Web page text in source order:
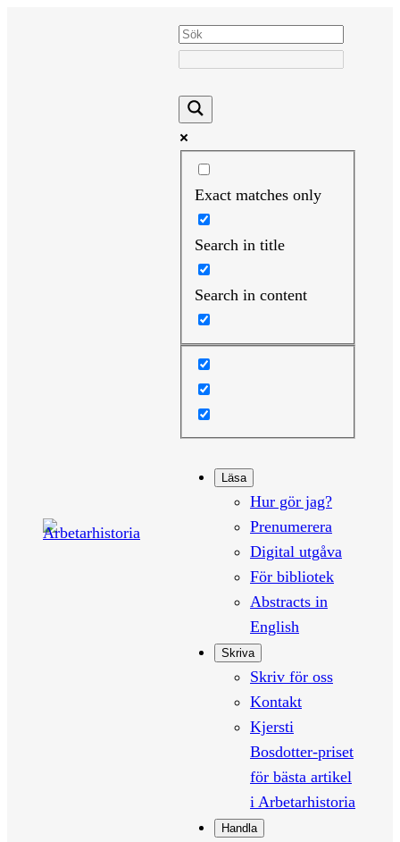
Exact matches only
Search in title
Search in content
Läsa
Hur gör jag?
Prenumerera
Digital utgåva
För bibliotek
Abstracts in
English
Skriva
Skriv för oss
Kontakt
Kjersti
Bosdotter-priset
för bästa artikel
i Arbetarhistoria
Handla